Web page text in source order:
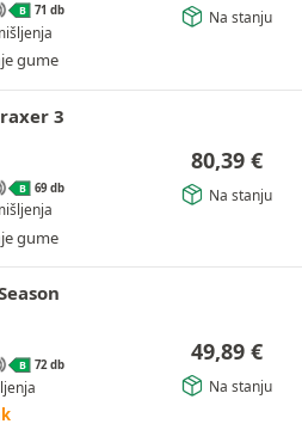
B 71 db
gume
Na stanju
3
B 69 db
gume
80,39 €
Na stanju
B 72 db 49,89 €
Na stanju